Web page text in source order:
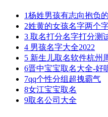
1杨姓男孩有志向抱负
2姓黄的女孩名字两个
3 取名打分名字打分测
4 男孩名字大全2022
5 新生儿取名软件杭州
6晋中宝宝取名大全-好
7qq个性分组超拽霸气
8女江宝宝取名
9取名公司大全